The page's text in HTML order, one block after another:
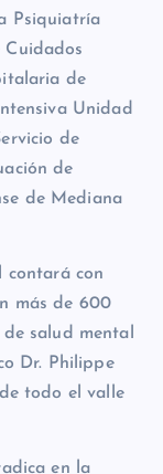
Psiquiatría
de
Unidad
de
de
de Mediana
contará con
más de 600
salud mental
Dr. Philippe
todo el valle
en la